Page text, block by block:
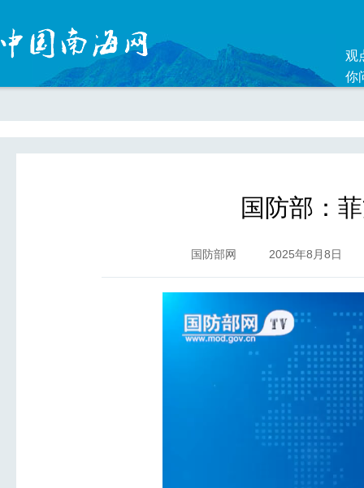
观
你
国防部：
国防部网 2025年8月8日